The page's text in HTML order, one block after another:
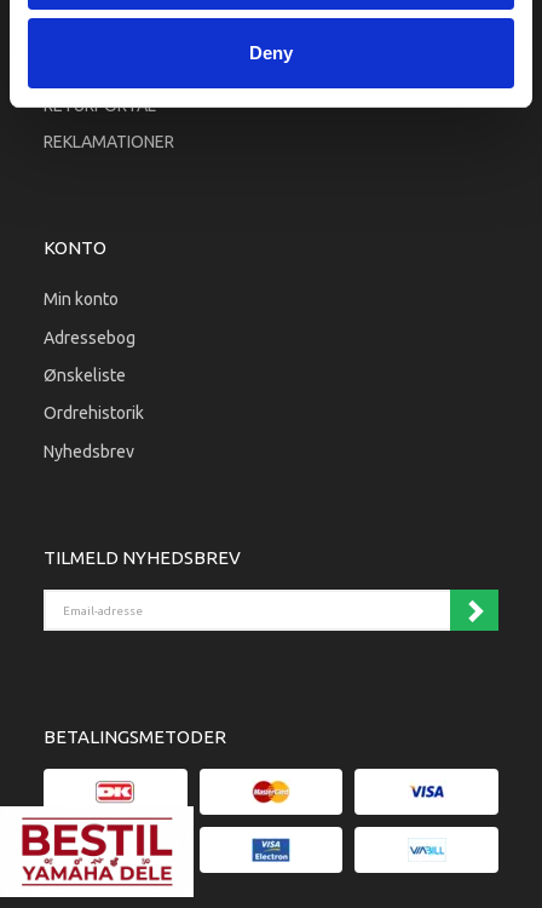
Deny
RETURPORTAL
REKLAMATIONER
KONTO
Min konto
Adressebog
Ønskeliste
Ordrehistorik
Nyhedsbrev
TILMELD NYHEDSBREV
BETALINGSMETODER